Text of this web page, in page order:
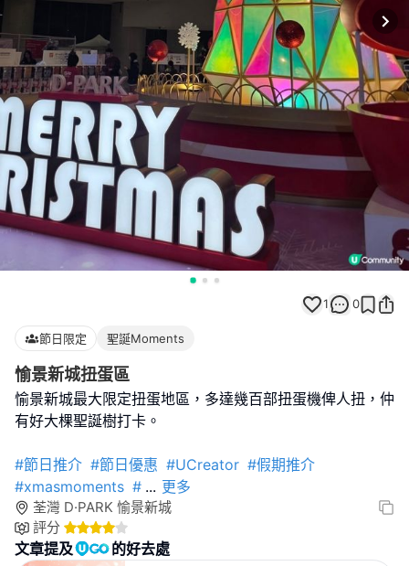
1 0
節日限定 聖誕Moments
愉景新城扭蛋區
愉景新城最大限定扭蛋地區，多達幾百部扭蛋機俾人扭，仲
有好大棵聖誕樹打卡。
#節日推介 #節日優惠 #UCreator #假期推介
#xmasmoments # ... 更多
荃灣 D·PARK 愉景新城
評分
文章提及 的好去處